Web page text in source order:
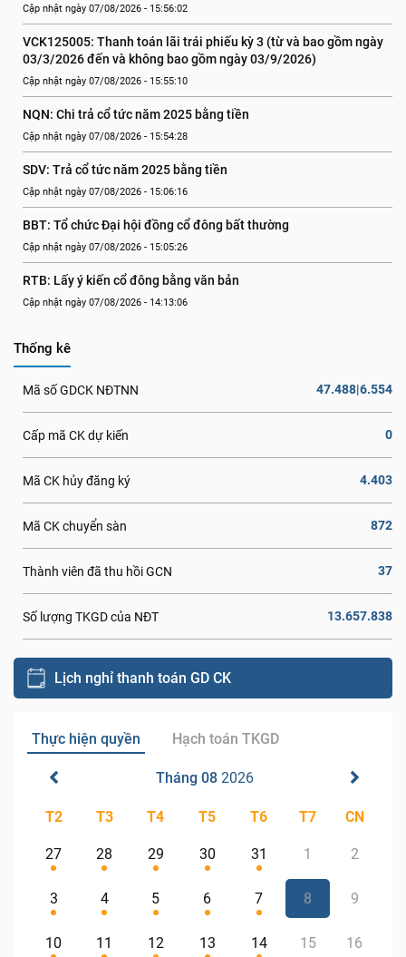
Cập nhật ngày 07/08/2026 - 15:56:02
VCK125005: Thanh toán lãi trái phiếu kỳ 3 (từ và bao gồm ngày
03/3/2026 đến và không bao gồm ngày 03/9/2026)
Cập nhật ngày 07/08/2026 - 15:55:10
NQN: Chi trả cổ tức năm 2025 bằng tiền
Cập nhật ngày 07/08/2026 - 15:54:28
SDV: Trả cổ tức năm 2025 bằng tiền
Cập nhật ngày 07/08/2026 - 15:06:16
BBT: Tổ chức Đại hội đồng cổ đông bất thường
Cập nhật ngày 07/08/2026 - 15:05:26
RTB: Lấy ý kiến cổ đông bằng văn bản
Cập nhật ngày 07/08/2026 - 14:13:06
Thống kê
Mã số GDCK NĐTNN 47.488|6.554
Cấp mã CK dự kiến 0
Mã CK hủy đăng ký 4.403
Mã CK chuyển sàn 872
Thành viên đã thu hồi GCN 37
Số lượng TKGD của NĐT 13.657.838
Lịch nghỉ thanh toán GD CK
Thực hiện quyền Hạch toán TKGD
Tháng 08 2026
T2 T3 T4 T5 T6 T7 CN
27 28 29 30 31 1 2
3 4 5 6 7 8 9
10 11 12 13 14 15 16